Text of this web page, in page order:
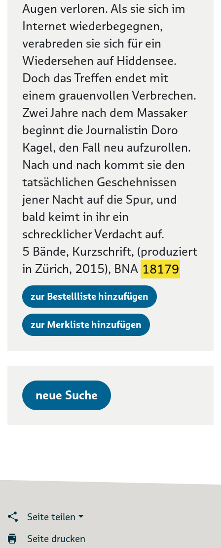
Augen verloren. Als sie sich im
Internet wiederbegegnen,
verabreden sie sich für ein
Wiedersehen auf Hiddensee.
Doch das Treffen endet mit
einem grauenvollen Verbrechen.
Zwei Jahre nach dem Massaker
beginnt die Journalistin Doro
Kagel, den Fall neu aufzurollen.
Nach und nach kommt sie den
tatsächlichen Geschehnissen
jener Nacht auf die Spur, und
bald keimt in ihr ein
schrecklicher Verdacht auf.
5 Bände, Kurzschrift, (produziert
in Zürich, 2015), BNA 18179
zur Bestellliste hinzufügen
zur Merkliste hinzufügen
neue Suche
Seite teilen
Seite drucken